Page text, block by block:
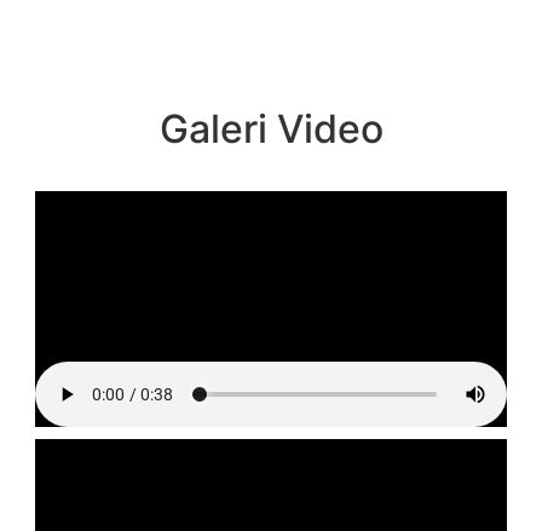
Galeri Video